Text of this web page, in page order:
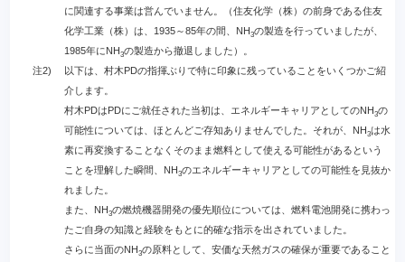
に関連する事業は営んでいません。（住友化学（株）の前身である住友
化学工業（株）は、1935～85年の間、NH 3の製造を行っていましたが、
1985年にNH 3の製造から撤退しました）。
注2)
以下は、村木PDの指揮ぶりで特に印象に残っていることをいくつかご紹
介します。
村木PDはPDにご就任された当初は、エネルギーキャリアとしてのNH 3の
可能性については、ほとんどご存知ありませんでした。それが、NH 3は水
素に再変換することなくそのまま燃料として使える可能性があるという
ことを理解した瞬間、NH 3のエネルギーキャリアとしての可能性を見抜か
れました。
また、NH 3の燃焼機器開発の優先順位については、燃料電池開発に携わっ
たご自身の知識と経験をもとに的確な指示を出されていました。
さらに当面のNH 3の原料として、安価な天然ガスの確保が重要であること